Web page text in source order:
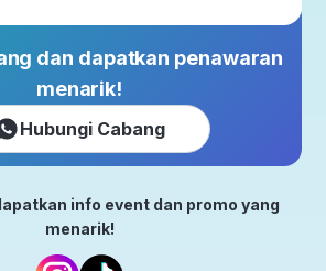
dan dapatkan penawaran
menarik!
Hubungi Cabang
info event dan promo yang
menarik!